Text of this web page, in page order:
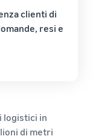
clienti di
resi e
logistici in
di metri